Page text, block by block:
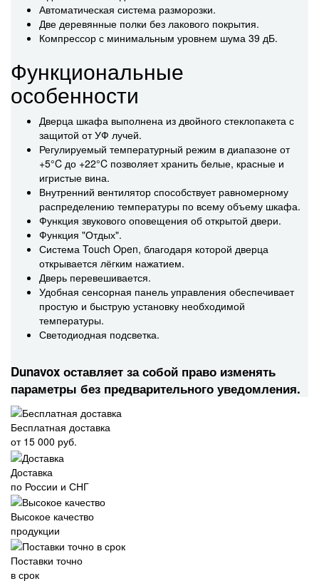
Автоматическая система разморозки.
Две деревянные полки без лакового покрытия.
Компрессор с минимальным уровнем шума 39 дБ.
Функциональные
особенности
Дверца шкафа выполнена из двойного стеклопакета с
защитой от УФ лучей.
Регулируемый температурный режим в диапазоне от
+5°C до +22°C позволяет хранить белые, красные и
игристые вина.
Внутренний вентилятор способствует равномерному
распределению температуры по всему объему шкафа.
Функция звукового оповещения об открытой двери.
Функция "Отдых".
Система Touch Open, благодаря которой дверца
открывается лёгким нажатием.
Дверь перевешивается.
Удобная сенсорная панель управления обеспечивает
простую и быструю установку необходимой
температуры.
Светодиодная подсветка.
Dunavox оставляет за собой право изменять
параметры без предварительного уведомления.
Бесплатная доставка
от 15 000 руб.
Доставка
по России и СНГ
Высокое качество
продукции
Поставки точно
в срок